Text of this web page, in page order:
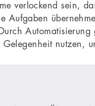
verlockend sein,
Aufgaben
nutzen,